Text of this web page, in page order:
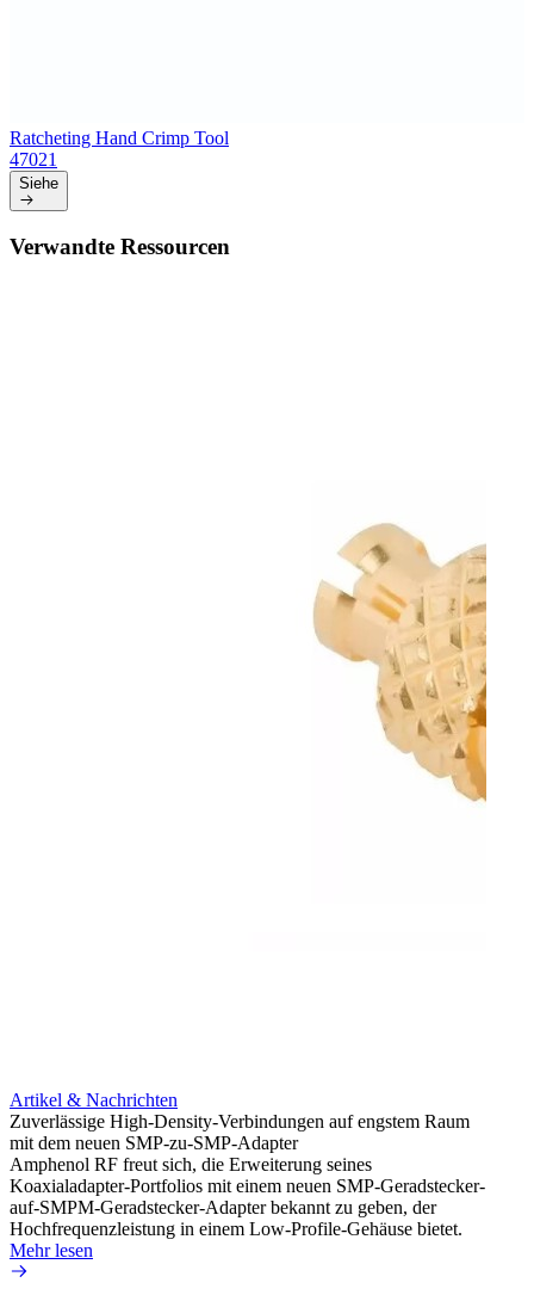
Ratcheting Hand Crimp Tool
47021
Siehe
Verwandte Ressourcen
Artikel & Nachrichten
Zuverlässige High-Density-Verbindungen auf engstem Raum
mit dem neuen SMP-zu-SMP-Adapter
Amphenol RF freut sich, die Erweiterung seines
Koaxialadapter-Portfolios mit einem neuen SMP-Geradstecker-
auf-SMPM-Geradstecker-Adapter bekannt zu geben, der
Hochfrequenzleistung in einem Low-Profile-Gehäuse bietet.
Mehr lesen